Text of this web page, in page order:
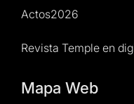
Actos2026
Revista Temple en
Mapa Web